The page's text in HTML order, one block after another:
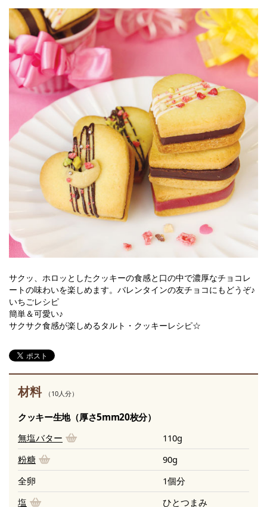
サクッ、ホロッとしたクッキーの食感と口の中で濃厚なチョコレ
ートの味わいを楽しめます。バレンタインの友チョコにもどうぞ♪
いちごレシピ
簡単＆可愛い♪
サクサク食感が楽しめるタルト・クッキーレシピ☆
材料 （10人分）
クッキー生地（厚さ5mm20枚分）
無塩バター
110g
粉糖
90g
全卵
1個分
塩
ひとつまみ